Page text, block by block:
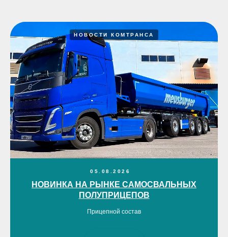
НОВОСТИ КОМТРАНСА
05.08.2026
НОВИНКА НА РЫНКЕ САМОСВАЛЬНЫХ
ПОЛУПРИЦЕПОВ
Прицепной состав